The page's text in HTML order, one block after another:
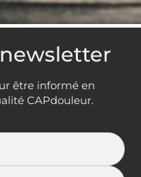
être informé en
CAPdouleur.